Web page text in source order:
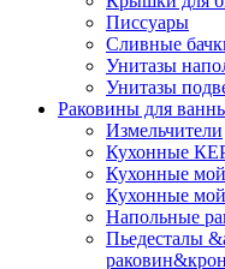
Писсуары
Сливные
Унитазы
Унитазы
Раковины для
Измельчители
Кухонные
Кухонные
Кухонные
Напольные
Пьедесталы